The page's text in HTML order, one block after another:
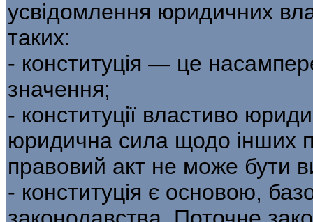
усвідомлення юридичних
таких:
- конституція — це
значення;
- конституції властиво
юридична сила щодо інших
правовий акт не може бути
- конституція є основою,